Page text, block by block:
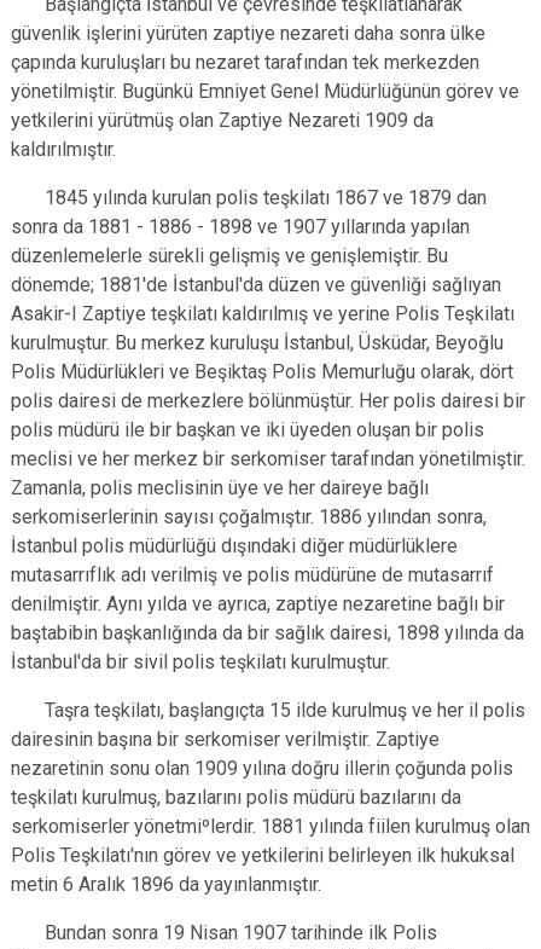
güvenlik işlerini yürüten zaptiye nezareti daha sonra ülke
çapında kuruluşları bu nezaret tarafından tek merkezden
yönetilmiştir. Bugünkü Emniyet Genel Müdürlüğünün görev ve
yetkilerini yürütmüş olan Zaptiye Nezareti 1909 da
kaldırılmıştır.
1845 yılında kurulan polis teşkilatı 1867 ve 1879 dan
sonra da 1881 - 1886 - 1898 ve 1907 yıllarında yapılan
düzenlemelerle sürekli gelişmiş ve genişlemiştir. Bu
dönemde; 1881'de İstanbul'da düzen ve güvenliği sağlıyan
Asakir-I Zaptiye teşkilatı kaldırılmış ve yerine Polis Teşkilatı
kurulmuştur. Bu merkez kuruluşu İstanbul, Üsküdar, Beyoğlu
Polis Müdürlükleri ve Beşiktaş Polis Memurluğu olarak, dört
polis dairesi de merkezlere bölünmüştür. Her polis dairesi bir
polis müdürü ile bir başkan ve iki üyeden oluşan bir polis
meclisi ve her merkez bir serkomiser tarafından yönetilmiştir.
Zamanla, polis meclisinin üye ve her daireye bağlı
serkomiserlerinin sayısı çoğalmıştır. 1886 yılından sonra,
İstanbul polis müdürlüğü dışındaki diğer müdürlüklere
mutasarrıflık adı verilmiş ve polis müdürüne de mutasarrıf
denilmiştir. Aynı yılda ve ayrıca, zaptiye nezaretine bağlı bir
baştabibin başkanlığında da bir sağlık dairesi, 1898 yılında da
İstanbul'da bir sivil polis teşkilatı kurulmuştur.
Taşra teşkilatı, başlangıçta 15 ilde kurulmuş ve her il polis
dairesinin başına bir serkomiser verilmiştir. Zaptiye
nezaretinin sonu olan 1909 yılına doğru illerin çoğunda polis
teşkilatı kurulmuş, bazılarını polis müdürü bazılarını da
serkomiserler yönetmiºlerdir. 1881 yılında fiilen kurulmuş olan
Polis Teşkilatı'nın görev ve yetkilerini belirleyen ilk hukuksal
metin 6 Aralık 1896 da yayınlanmıştır.
Bundan sonra 19 Nisan 1907 tarihinde ilk Polis